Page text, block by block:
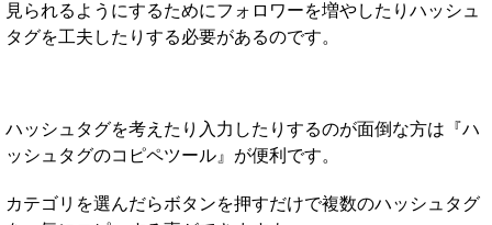
見られるようにするためにフォロワーを増やしたりハッシュ
タグを工夫したりする必要があるのです。
ハッシュタグを考えたり入力したりするのが面倒な方は『ハ
ッシュタグのコピペツール』が便利です。
カテゴリを選んだらボタンを押すだけで複数のハッシュタグ